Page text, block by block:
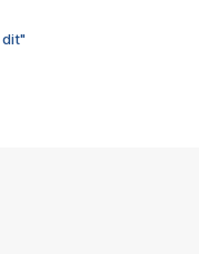
dit"